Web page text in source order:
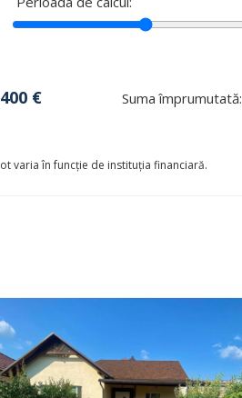
€ Suma împrumutată:
varia în funcție de instituția financiară.